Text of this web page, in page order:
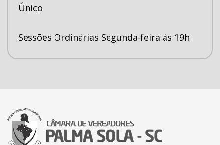
Único
Sessões Ordinárias Segunda-feira ás 19h